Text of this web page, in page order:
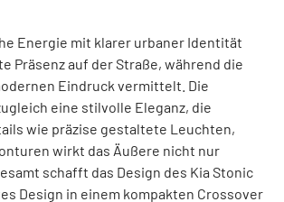
Energie mit klarer urbaner Identität
Präsenz auf der Straße, während die
Eindruck vermittelt. Die
eine stilvolle Eleganz, die
wie präzise gestaltete Leuchten,
wirkt das Äußere nicht nur
schafft das Design des Kia Stonic
Design in einem kompakten Crossover